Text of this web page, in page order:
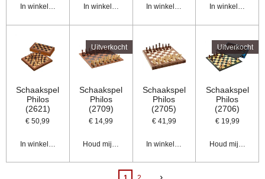
In winkelwagen In winkelwagen In winkelwagen In winkelwagen
Schaakspel
Philos
(2621)
€ 50,99
In winkelwagen
Uitverkocht
Schaakspel
Philos
(2709)
€ 14,99
Houd mij op de hoogte
Schaakspel
Philos
(2705)
€ 41,99
In winkelwagen
Uitverkocht
Schaakspel
Philos
(2706)
€ 19,99
Houd mij op de